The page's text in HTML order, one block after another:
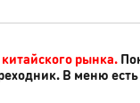
рынка.
В меню